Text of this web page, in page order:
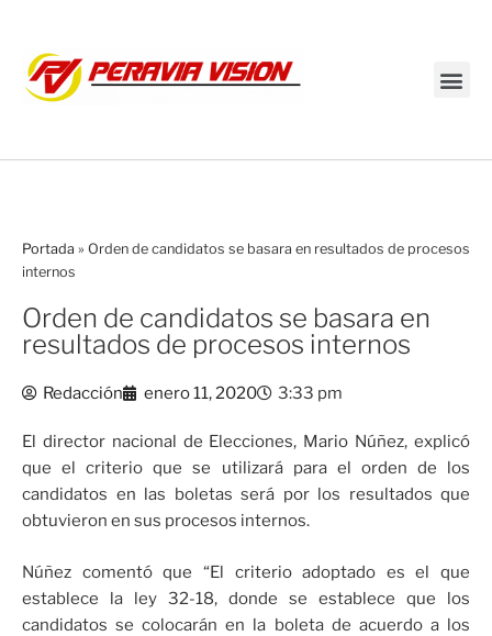
Portada » Orden de candidatos se basara en resultados de procesos
internos
Orden de candidatos se basara en
resultados de procesos internos
Redacción enero 11, 2020 3:33 pm
El director nacional de Elecciones, Mario Núñez, explicó
que el criterio que se utilizará para el orden de los
candidatos en las boletas será por los resultados que
obtuvieron en sus procesos internos.
Núñez comentó que “El criterio adoptado es el que
establece la ley 32-18, donde se establece que los
candidatos se colocarán en la boleta de acuerdo a los